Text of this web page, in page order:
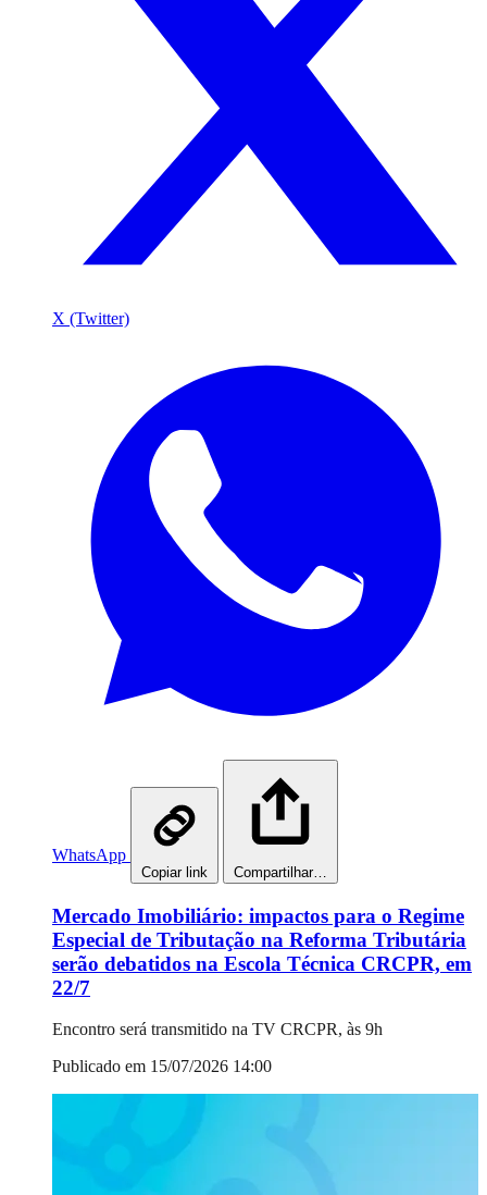
X (Twitter)
WhatsApp
Copiar link Compartilhar…
Mercado Imobiliário: impactos para o Regime
Especial de Tributação na Reforma Tributária
serão debatidos na Escola Técnica CRCPR, em
22/7
Encontro será transmitido na TV CRCPR, às 9h
Publicado em 15/07/2026 14:00